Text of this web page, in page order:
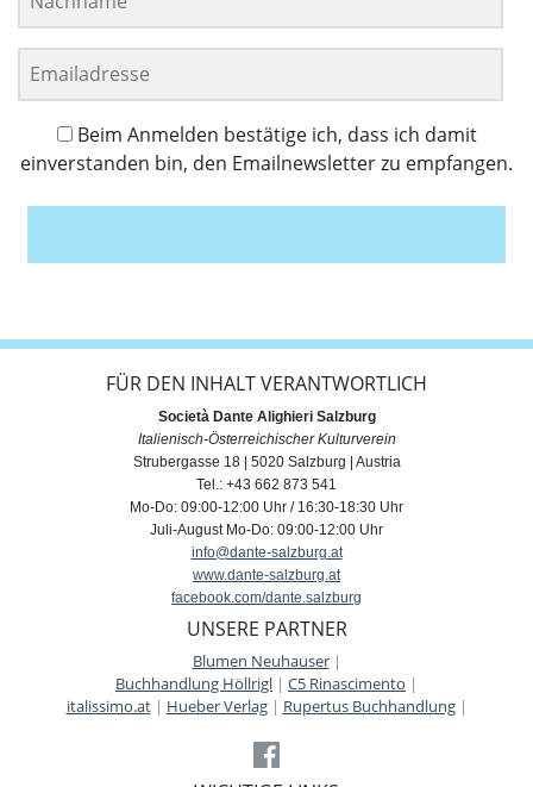
Beim Anmelden bestätige ich, dass ich damit
einverstanden bin, den Emailnewsletter zu empfangen.
FÜR DEN INHALT VERANTWORTLICH
Società Dante Alighieri Salzburg
Italienisch-Österreichischer Kulturverein
Strubergasse 18 | 5020 Salzburg | Austria
Tel.: +43 662 873 541
Mo-Do: 09:00-12:00 Uhr / 16:30-18:30 Uhr
Juli-August Mo-Do: 09:00-12:00 Uhr
info@dante-salzburg.at
www.dante-salzburg.at
facebook.com/dante.salzburg
UNSERE PARTNER
Blumen Neuhauser|
Buchhandlung Höllrigl | C5 Rinascimento |
italissimo.at| Hueber Verlag| Rupertus Buchhandlung|